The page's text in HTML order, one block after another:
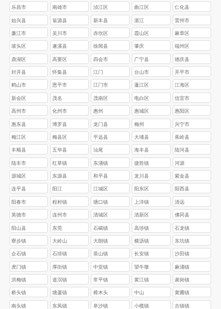
乐昌市 南雄市 浈江区 ‌曲江区 ‌仁化县
始兴县 翁源县 ‌新丰县 湛江 雷州市‌
‌‌廉江市‌ ‌‌吴川市 赤坎区‌ ‌霞山区‌ ‌麻章区‌
‌坡头区‌ ‌遂溪县‌ ‌徐闻县 肇庆 ‌端州区
鼎湖区 高要区 四会市 广宁县 德庆县
封开县 怀集县 江门 台山市 开平市
鹤山市 恩平市 江门市 蓬江区 江海区
新会区 茂名 茂南区 电白区 信宜市
高州市 化州市 惠州 惠城区 惠阳区
惠东县 博罗县 龙门县 梅州 兴宁市
梅江区 梅县区 平远县 大埔县 蕉岭县
丰顺县 五华县 汕尾 海丰县 陆河县
陆丰市 红草镇 东涌镇 捷胜镇 河源
源城区 东源县 和平县 龙川县 紫金县
连平县 阳江 江城区 阳东区 阳西县
阳春市 程村镇 塘口镇 上洋镇 清远
英德市 连州市 清城区 清新区 佛冈县
阳山县 东莞 石碣镇 高埗镇 石龙镇
寮步镇 大岭山 大朗镇 横沥镇 东坑镇
企石镇 石排镇 茶山镇 长安镇 沙田镇
虎门镇 厚街镇 中堂镇 望牛墩 麻涌镇
洪梅镇 道滘镇 常平镇 黄江镇 谢岗镇
桥头镇 塘厦镇 樟木头 中山 黄圃镇
南头镇 东凤镇 阜沙镇 小榄镇 古镇镇